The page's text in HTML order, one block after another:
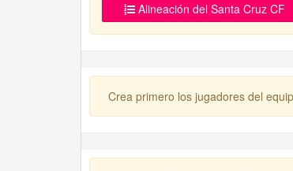
Alineación del Santa Cruz CF
Crea primero los jugadores del